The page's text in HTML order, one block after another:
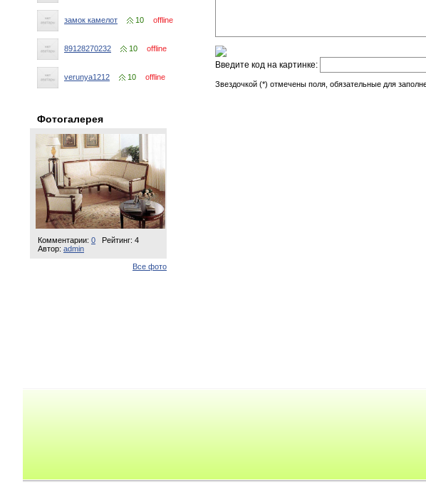
замок камелот 10 offline
89128270232 10 offline
verunya1212 10 offline
Фотогалерея
Комментарии: 0
Рейтинг: 4
Автор: admin
Все фото
Введите код на картинке:
Звездочкой (*) отмечены поля, обязательные для